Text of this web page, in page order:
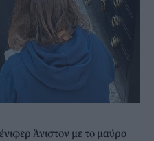
Άνιστον με το μαύρο